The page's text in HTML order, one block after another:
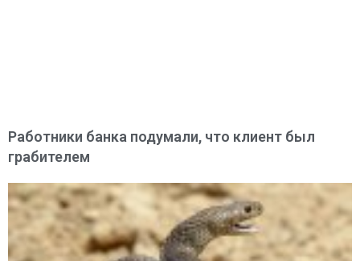
Работники банка подумали, что клиент был
грабителем